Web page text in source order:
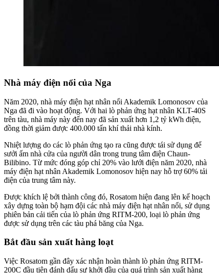
Nhà máy điện nổi của Nga
Năm 2020, nhà máy điện hạt nhân nổi Akademik Lomonosov của
Nga đã đi vào hoạt động. Với hai lò phản ứng hạt nhân KLT-40S
trên tàu, nhà máy này đến nay đã sản xuất hơn 1,2 tỷ kWh điện,
đồng thời giảm được 400.000 tấn khí thải nhà kính.
Nhiệt lượng do các lò phản ứng tạo ra cũng được tái sử dụng để
sưởi ấm nhà cửa của người dân trong trung tâm điện Chaun-
Bilibino. Từ mức đóng góp chỉ 20% vào lưới điện năm 2020, nhà
máy điện hạt nhân Akademik Lomonosov hiện nay hỗ trợ 60% tải
điện của trung tâm này.
Được khích lệ bởi thành công đó, Rosatom hiện đang lên kế hoạch
xây dựng toàn bộ hạm đội các nhà máy điện hạt nhân nổi, sử dụng
phiên bản cải tiến của lò phản ứng RITM-200, loại lò phản ứng
được sử dụng trên các tàu phá băng của Nga.
Bắt đầu sản xuất hàng loạt
Việc Rosatom gần đây xác nhận hoàn thành lò phản ứng RITM-
200C đầu tiên đánh dấu sự khởi đầu của quá trình sản xuất hàng